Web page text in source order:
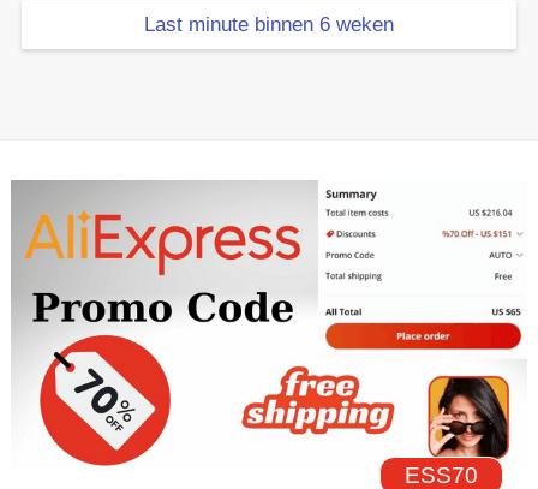
Last minute binnen 6 weken
ESS70